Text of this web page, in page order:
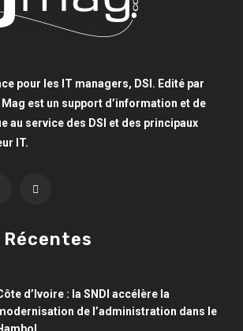
pour les IT managers, DSI. Edité par
Mag est un support d’information et de
au service des DSI et des principaux
IT.
d’Ivoire : la SNDI accélère la
de l’administration dans le